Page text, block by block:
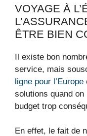
VOYAGE À
ÊTRE BIEN
Il existe bon
service, mais
ligne pour l’Europe
solutions quand
budget trop
En effet, le fait de